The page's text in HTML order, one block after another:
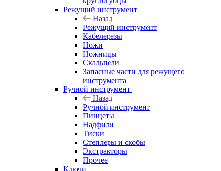
Режущий инструмент
Назад
Режущий инструмент
Кабелерезы
Ножи
Ножницы
Скальпели
Запасные части для режущего
инструмента
Ручной инструмент
Назад
Ручной инструмент
Пинцеты
Надфили
Тиски
Степлеры и скобы
Экстракторы
Прочее
Ключи